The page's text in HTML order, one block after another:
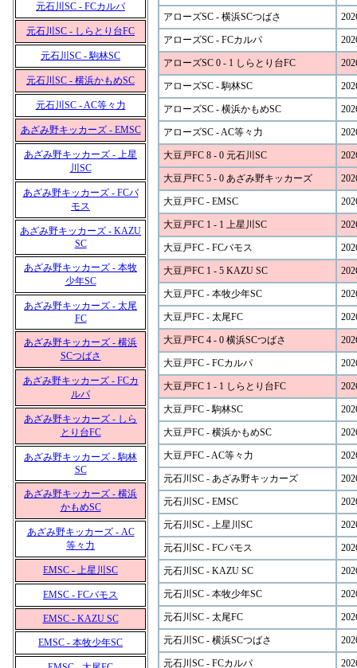
元石川SC - FCカルパ
元石川SC - しらとり台FC
元石川SC - 駒林SC
元石川SC - 横浜かもめSC
元石川SC - AC等々力
あざみ野キッカーズ - EMSC
あざみ野キッカーズ - 上星
川SC
あざみ野キッカーズ - FCバ
モス
あざみ野キッカーズ - KAZU
SC
あざみ野キッカーズ - 本牧
少年SC
あざみ野キッカーズ - 太尾
FC
あざみ野キッカーズ - 横浜
SCつばさ
あざみ野キッカーズ - FCカ
ルパ
あざみ野キッカーズ - しら
とり台FC
あざみ野キッカーズ - 駒林
SC
あざみ野キッカーズ - 横浜
かもめSC
あざみ野キッカーズ - AC
等々力
EMSC - 上星川SC
EMSC - FCバモス
EMSC - KAZU SC
EMSC - 本牧少年SC
アローズSC - 横浜SCつばさ
アローズSC - FCカルパ
アローズSC 0 - 1 しらとり台FC
アローズSC - 駒林SC
アローズSC - 横浜かもめSC
アローズSC - AC等々力
大豆戸FC 8 - 0 元石川SC
大豆戸FC 5 - 0 あざみ野キッカーズ
大豆戸FC - EMSC
大豆戸FC 1 - 1 上星川SC
大豆戸FC - FCバモス
大豆戸FC 1 - 5 KAZU SC
大豆戸FC - 本牧少年SC
大豆戸FC - 太尾FC
大豆戸FC 4 - 0 横浜SCつばさ
大豆戸FC - FCカルパ
大豆戸FC 1 - 1 しらとり台FC
大豆戸FC - 駒林SC
大豆戸FC - 横浜かもめSC
大豆戸FC - AC等々力
元石川SC - あざみ野キッカーズ
元石川SC - EMSC
元石川SC - 上星川SC
元石川SC - FCバモス
元石川SC - KAZU SC
元石川SC - 本牧少年SC
元石川SC - 太尾FC
元石川SC - 横浜SCつばさ
元石川SC - FCカルパ